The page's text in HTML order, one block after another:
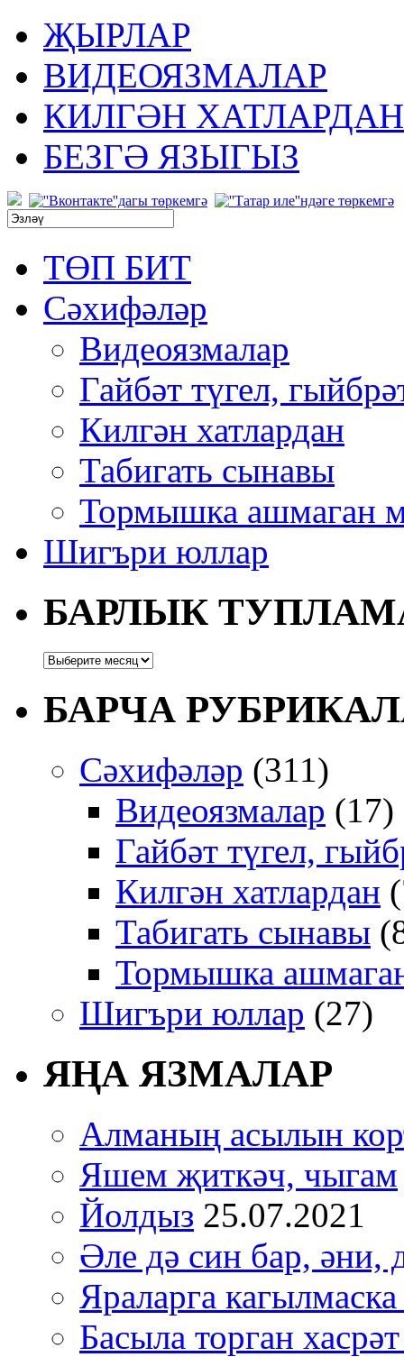
ҖЫРЛАР
ВИДЕОЯЗМАЛАР
КИЛГӘН ХАТЛАРДАН
БЕЗГӘ ЯЗЫГЫЗ
ТӨП БИТ
Сәхифәләр
Видеоязмалар
Гайбәт түгел,
Килгән хатлардан
Табигать сынавы
Тормышка ашмаган
Шигъри юллар
БАРЛЫК
БАРЧА
Сәхифәләр (311)
Видеоязмалар (17)
Гайбәт түгел,
Килгән хатлардан
Табигать сынавы
Тормышка
Шигъри юллар (27)
ЯҢА ЯЗМАЛАР
Алманың асылын
Яшем җиткәч, чыгам
Йолдыз 25.07.2021
Әле дә син бар, әни,
Яраларга
Басыла торган